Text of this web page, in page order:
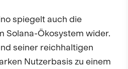
spiegelt auch die
Solana-Ökosystem wider.
seiner reichhaltigen
Nutzerbasis zu einem